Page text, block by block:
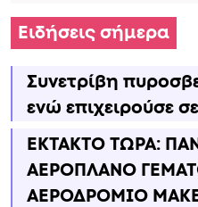
Ειδήσεις σήμερα
Συνετρίβη
ενώ επιχειρούσε
ΕΚΤΑΚΤΟ ΤΩΡΑ:
ΑΕΡΟΠΛΑΝΟ
ΑΕΡΟΔΡΟΜΙΟ